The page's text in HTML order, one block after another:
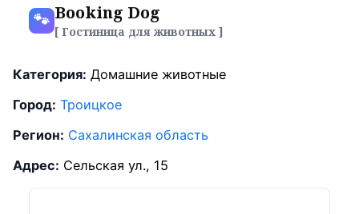
🐾 Booking Dog
[ Гостиница для животных ]
Категория: Домашние животные
Город: Троицкое
Регион: Сахалинская область
Адрес: Сельская ул., 15